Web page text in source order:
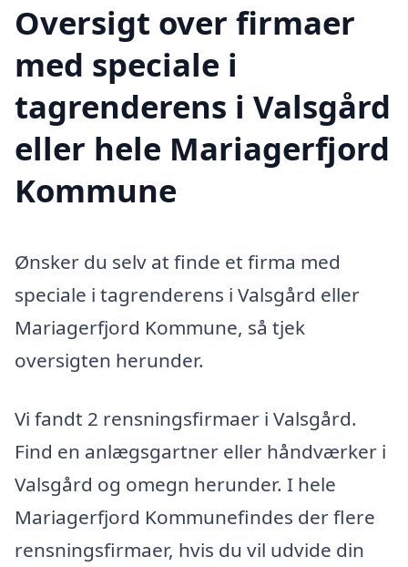
Oversigt over firmaer
med speciale i
tagrenderens i Valsgård
eller hele Mariagerfjord
Kommune
Ønsker du selv at finde et firma med
speciale i tagrenderens i Valsgård eller
Mariagerfjord Kommune, så tjek
oversigten herunder.
Vi fandt 2 rensningsfirmaer i Valsgård.
Find en anlægsgartner eller håndværker i
Valsgård og omegn herunder. I hele
Mariagerfjord Kommunefindes der flere
rensningsfirmaer, hvis du vil udvide din